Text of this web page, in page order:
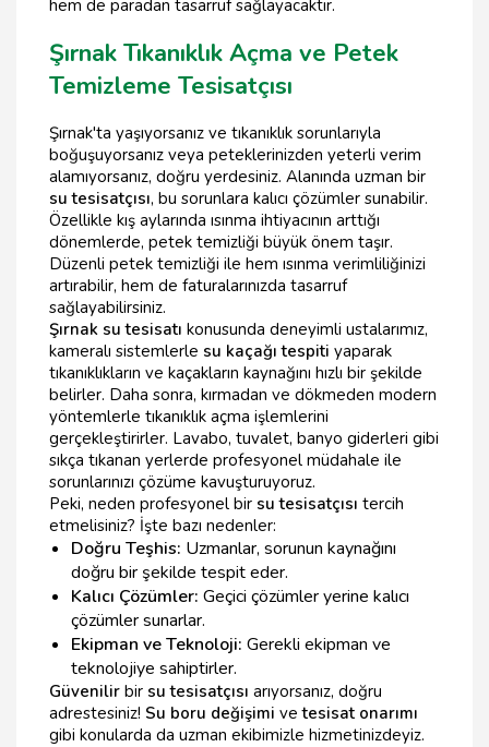
hem de paradan tasarruf sağlayacaktır.
Şırnak Tıkanıklık Açma ve Petek
Temizleme Tesisatçısı
Şırnak'ta yaşıyorsanız ve tıkanıklık sorunlarıyla
boğuşuyorsanız veya peteklerinizden yeterli verim
alamıyorsanız, doğru yerdesiniz. Alanında uzman bir
su tesisatçısı, bu sorunlara kalıcı çözümler sunabilir.
Özellikle kış aylarında ısınma ihtiyacının arttığı
dönemlerde, petek temizliği büyük önem taşır.
Düzenli petek temizliği ile hem ısınma verimliliğinizi
artırabilir, hem de faturalarınızda tasarruf
sağlayabilirsiniz.
Şırnak su tesisatı konusunda deneyimli ustalarımız,
kameralı sistemlerle su kaçağı tespiti yaparak
tıkanıklıkların ve kaçakların kaynağını hızlı bir şekilde
belirler. Daha sonra, kırmadan ve dökmeden modern
yöntemlerle tıkanıklık açma işlemlerini
gerçekleştirirler. Lavabo, tuvalet, banyo giderleri gibi
sıkça tıkanan yerlerde profesyonel müdahale ile
sorunlarınızı çözüme kavuşturuyoruz.
Peki, neden profesyonel bir su tesisatçısı tercih
etmelisiniz? İşte bazı nedenler:
Doğru Teşhis: Uzmanlar, sorunun kaynağını
doğru bir şekilde tespit eder.
Kalıcı Çözümler: Geçici çözümler yerine kalıcı
çözümler sunarlar.
Ekipman ve Teknoloji: Gerekli ekipman ve
teknolojiye sahiptirler.
Güvenilir bir su tesisatçısı arıyorsanız, doğru
adrestesiniz! Su boru değişimi vetesisat onarımı
gibi konularda da uzman ekibimizle hizmetinizdeyiz.